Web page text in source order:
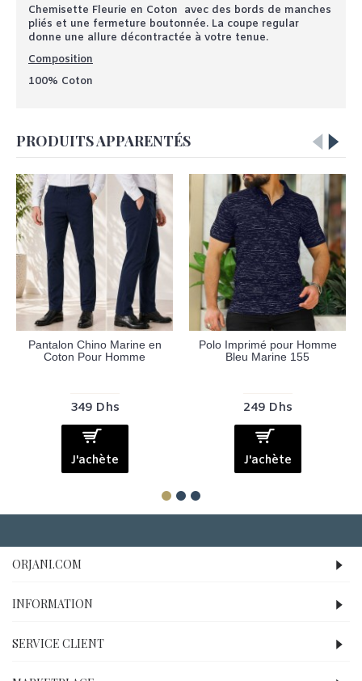
Chemisette Fleurie en Coton avec des bords de manches
pliés et une fermeture boutonnée. La coupe regular
donne une allure décontractée à votre tenue.
Composition
100% Coton
PRODUITS APPARENTÉS
Pantalon Chino Marine en
Coton Pour Homme
349 Dhs
J'achète
Polo Imprimé pour Homme
Bleu Marine 155
249 Dhs
J'achète
ORJANI.COM
INFORMATION
SERVICE CLIENT